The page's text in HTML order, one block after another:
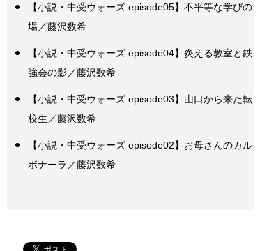
【小説・中受ウォーズ episode05】不平等な学びの
場／藤沢数希
【小説・中受ウォーズ episode04】炎える教室と鉄
強会の影／藤沢数希
【小説・中受ウォーズ episode03】山口から来た転
校生／藤沢数希
【小説・中受ウォーズ episode02】お母さんのカル
ボナーラ／藤沢数希